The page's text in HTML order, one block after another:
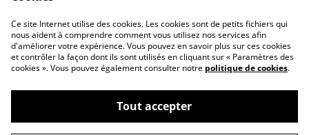
Contactez-nous
Politique de
confidentialité
Politique de
cookies
©2026l'éclipse
Ce site Internet utilise des cookies. Les cookies sont de petits fichiers qui
nous aident à comprendre comment vous utilisez nos services afin
d'améliorer votre expérience. Vous pouvez en savoir plus sur ces cookies
et contrôler la façon dont ils sont utilisés en cliquant sur « Paramètres des
cookies ». Vous pouvez également consulter notre politique de cookies.
Tout accepter